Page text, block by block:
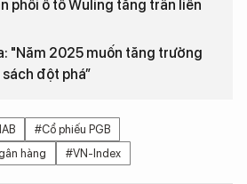
phối ô tô Wuling tăng trần liên
"Năm 2025 muốn tăng trưởng
đột phá”
#Cổ phiếu PGB
hàng
#VN-Index